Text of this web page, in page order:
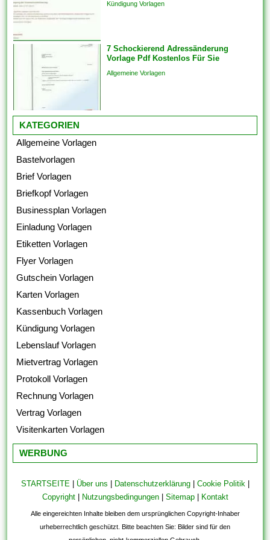
Analogien in...
Kündigung Vorlagen
7 Schockierend Adressänderung
Vorlage Pdf Kostenlos Für Sie
Allgemeine Vorlagen
KATEGORIEN
Allgemeine Vorlagen
Bastelvorlagen
Brief Vorlagen
Briefkopf Vorlagen
Businessplan Vorlagen
Einladung Vorlagen
Etiketten Vorlagen
Flyer Vorlagen
Gutschein Vorlagen
Karten Vorlagen
Kassenbuch Vorlagen
Kündigung Vorlagen
Lebenslauf Vorlagen
Mietvertrag Vorlagen
Protokoll Vorlagen
Rechnung Vorlagen
Vertrag Vorlagen
Visitenkarten Vorlagen
WERBUNG
STARTSEITE Über uns Datenschutzerklärung| Cookie Politik
Copyright| Nutzungsbedingungen| Sitemap| Kontakt
Alle eingereichten Inhalte bleiben dem ursprünglichen Copyright-Inhaber
urheberrechtlich geschützt. Bitte beachten Sie: Bilder sind für den